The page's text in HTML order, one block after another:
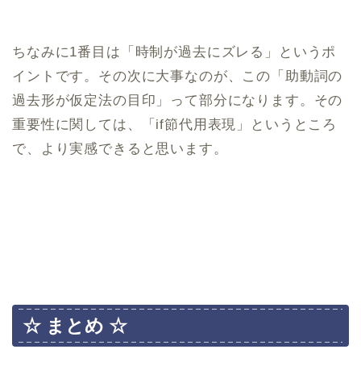
ちなみに1番目は「時制が過去にズレる」というポ
イントです。その次に大事なのが、この「助動詞の
過去形が仮定法の目印」って部分になります。その
重要性に関しては、「if節代用表現」というところ
で、より実感できると思います。
☆ まとめ ☆